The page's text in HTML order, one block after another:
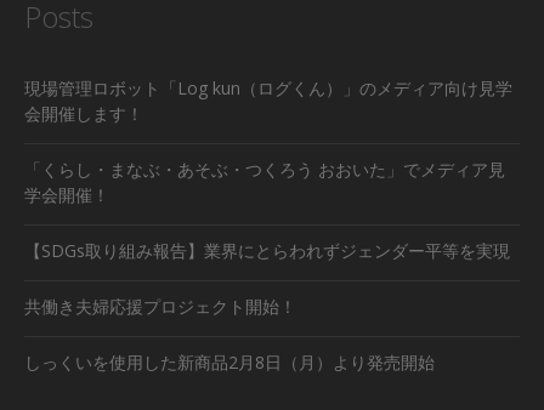
Posts
現場管理ロボット「Log kun（ログくん）」のメディア向け見学
会開催します！
「くらし・まなぶ・あそぶ・つくろう おおいた」でメディア見
学会開催！
【SDGs取り組み報告】業界にとらわれずジェンダー平等を実現
共働き夫婦応援プロジェクト開始！
しっくいを使用した新商品2月8日（月）より発売開始